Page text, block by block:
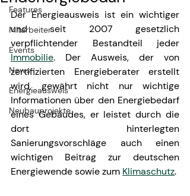
Features
Mitarbeiter
Events
News
Energieausweis
Neubauprojekte
Der Energieausweis ist ein wichtiger
und seit 2007 gesetzlich
Immobilie. Der Ausweis, der von
zertifizierten Energieberater erstellt
wird, gewährt nicht nur wichtige
Informationen über den Energiebedarf
eines Gebäudes, er leistet durch die
dort hinterlegten
Sanierungsvorschläge auch einen
wichtigen Beitrag zur deutschen
Energiewende sowie zum Klimaschutz.